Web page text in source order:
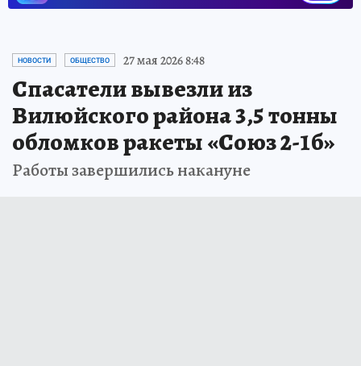
НОВОСТИ ОБЩЕСТВО 27 мая 2026 8:48
Спасатели вывезли из
Вилюйского района 3,5 тонны
обломков ракеты «Союз 2-1б»
Работы завершились накануне